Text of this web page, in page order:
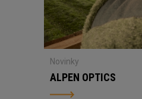
Novinky
ALPEN OPTICS